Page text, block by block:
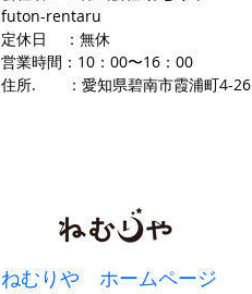
futon-rentaru
定休日 ：無休
営業時間：10：00〜16 ：00
​住所. ：愛知県碧南市霞浦町4-2​6
ねむりや ホームページ